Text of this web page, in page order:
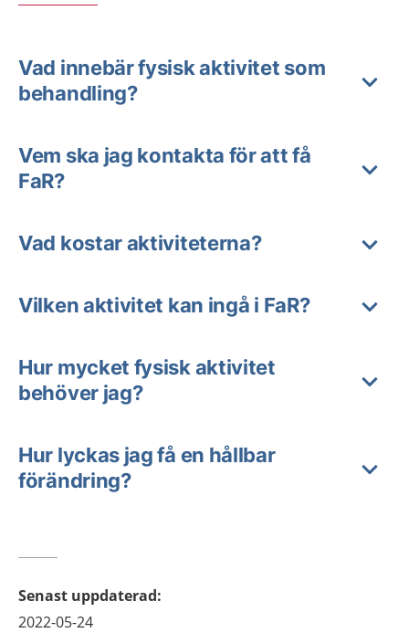
Vad innebär fysisk aktivitet som
behandling?
Vem ska jag kontakta för att få
FaR?
Vad kostar aktiviteterna?
Vilken aktivitet kan ingå i FaR?
Hur mycket fysisk aktivitet
behöver jag?
Hur lyckas jag få en hållbar
förändring?
Senast uppdaterad:
2022-05-24